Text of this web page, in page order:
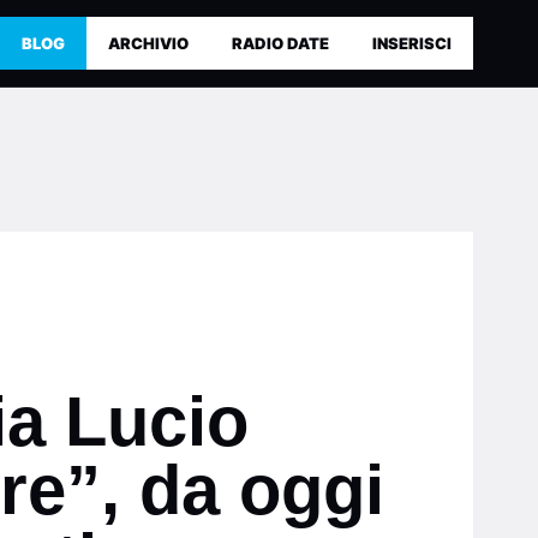
BLOG ARCHIVIO RADIO DATE INSERISCI
Lucio
da oggi